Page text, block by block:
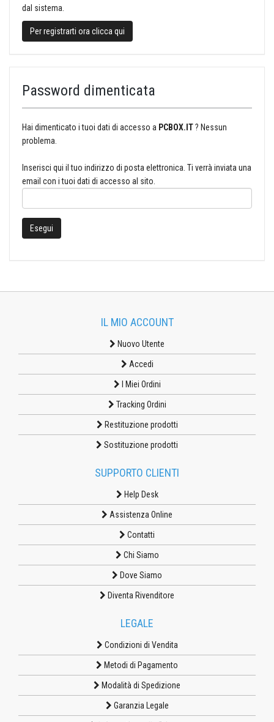
dal sistema.
Per registrarti ora clicca qui
Password dimenticata
Hai dimenticato i tuoi dati di accesso a PCBOX.IT? Nessun
problema.
Inserisci qui il tuo indirizzo di posta elettronica. Ti verrà inviata una
email con i tuoi dati di accesso al sito.
Esegui
IL MIO ACCOUNT
Nuovo Utente
Accedi
I Miei Ordini
Tracking Ordini
Restituzione prodotti
Sostituzione prodotti
SUPPORTO CLIENTI
Help Desk
Assistenza Online
Contatti
Chi Siamo
Dove Siamo
Diventa Rivenditore
LEGALE
Condizioni di Vendita
Metodi di Pagamento
Modalità di Spedizione
Garanzia Legale